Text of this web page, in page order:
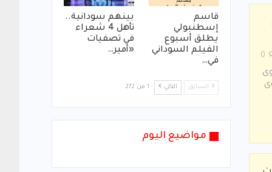
قاسم
إسطنبولي
يطلق أسبوع
الفيلم السوداني
في…
بينهم سودانية..
تأهل 4 شعراء
في تصفيات
«أمير…
السابق التالي 1 من 272
مواضيع اليوم